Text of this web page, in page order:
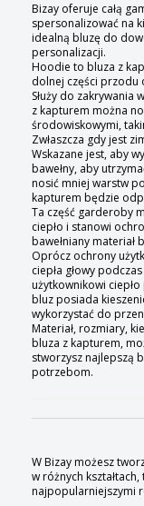
Bizay oferuje całą
spersonalizować na
idealną bluzę do
personalizacji.
Hoodie to bluza z
dolnej części przodu
Służy do zakrywania
z kapturem można
środowiskowymi,
Zwłaszcza gdy jest
Wskazane jest, aby
bawełny, aby
nosić mniej warstw
kapturem będzie
Ta część garderoby
ciepło i stanowi
bawełniany materiał
Oprócz ochrony
ciepła głowy
użytkownikowi
bluz posiada
wykorzystać do
Materiał, rozmiary,
bluza z kapturem,
stworzysz najlepszą
potrzebom.
W Bizay możesz
w różnych
najpopularniejszymi